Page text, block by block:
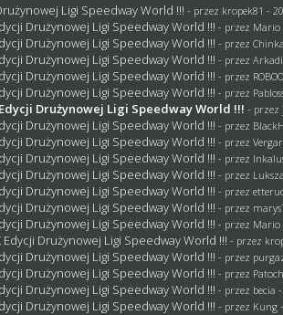
Ligi Speedway World !!! - przez kropek81 -
Drużynowej Ligi Speedway World !!! - przez Mario
Drużynowej Ligi Speedway World !!! - przezChinka
Drużynowej Ligi Speedway World !!! - przez
Drużynowej Ligi Speedway World !!! - przez
Drużynowej Ligi Speedway World !!! - przez
Edycji Drużynowej Ligi Speedway World !!! - przez
Drużynowej Ligi Speedway World !!! - przez
Drużynowej Ligi Speedway World !!! - przez
Drużynowej Ligi Speedway World !!! - przez
Drużynowej Ligi Speedway World !!! - przez
Drużynowej Ligi Speedway World !!! - przez
Drużynowej Ligi Speedway World !!! - przez
Drużynowej Ligi Speedway World !!! - przez Mario
Edycji Drużynowej Ligi Speedway World !!! - przez
Drużynowej Ligi Speedway World !!! - przez
Drużynowej Ligi Speedway World !!! - przez
Drużynowej Ligi Speedway World !!! - przez becia
Drużynowej Ligi Speedway World !!! - przez Kung